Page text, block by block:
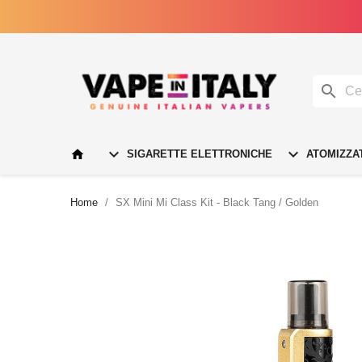

  SIGARETTE ELETTRONICHE 
Home SX Mini Mi Class Kit - Black Tang / Golden